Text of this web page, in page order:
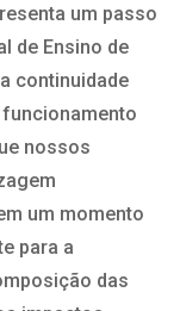
um passo
de Ensino de
continuidade
nossos
um momento
para a
das